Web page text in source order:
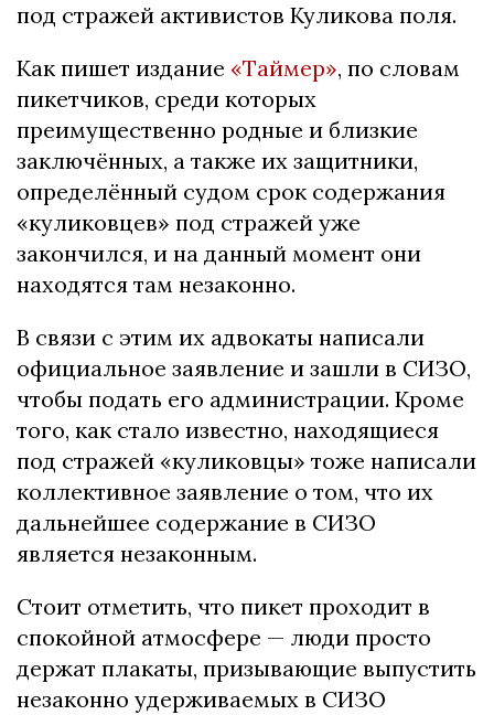
под стражей активистов Куликова поля.
Как пишет издание «Таймер», по словам
пикетчиков, среди которых
преимущественно родные и близкие
заключённых, а также их защитники,
определённый судом срок содержания
«куликовцев» под стражей уже
закончился, и на данный момент они
находятся там незаконно.
В связи с этим их адвокаты написали
официальное заявление и зашли в СИЗО,
чтобы подать его администрации. Кроме
того, как стало известно, находящиеся
под стражей «куликовцы» тоже написали
коллективное заявление о том, что их
дальнейшее содержание в СИЗО
является незаконным.
Стоит отметить, что пикет проходит в
спокойной атмосфере — люди просто
держат плакаты, призывающие выпустить
незаконно удерживаемых в СИЗО